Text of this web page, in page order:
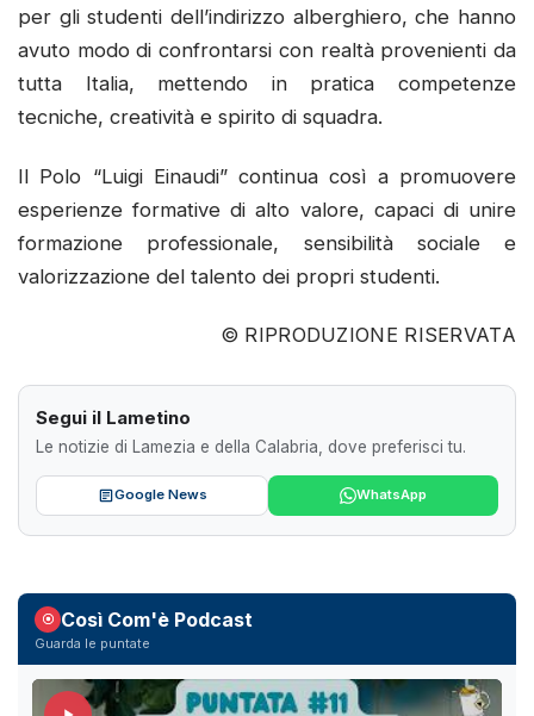
per gli studenti dell’indirizzo alberghiero, che hanno
avuto modo di confrontarsi con realtà provenienti da
tutta Italia, mettendo in pratica competenze
tecniche, creatività e spirito di squadra.
Il Polo “Luigi Einaudi” continua così a promuovere
esperienze formative di alto valore, capaci di unire
formazione professionale, sensibilità sociale e
valorizzazione del talento dei propri studenti.
© RIPRODUZIONE RISERVATA
Segui il Lametino
Le notizie di Lamezia e della Calabria, dove preferisci tu.
Google News WhatsApp
Così Com'è Podcast
Guarda le puntate